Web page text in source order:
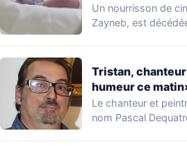
Un nourrisson de
Zayneb, est
Tristan,
humeur ce
Le chanteur et
nom Pascal